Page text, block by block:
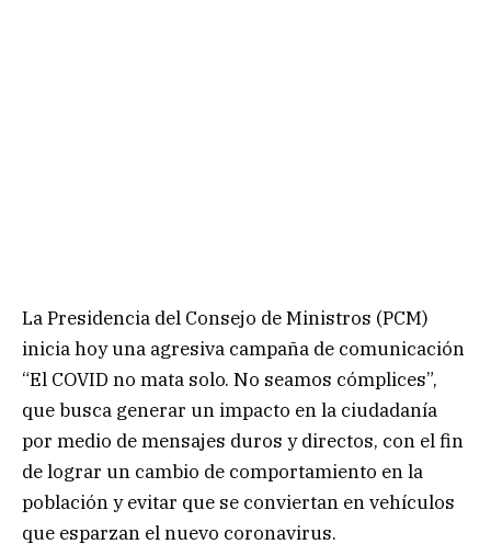
La Presidencia del Consejo de Ministros (PCM)
inicia hoy una agresiva campaña de comunicación
“El COVID no mata solo. No seamos cómplices”,
que busca generar un impacto en la ciudadanía
por medio de mensajes duros y directos, con el fin
de lograr un cambio de comportamiento en la
población y evitar que se conviertan en vehículos
que esparzan el nuevo coronavirus.